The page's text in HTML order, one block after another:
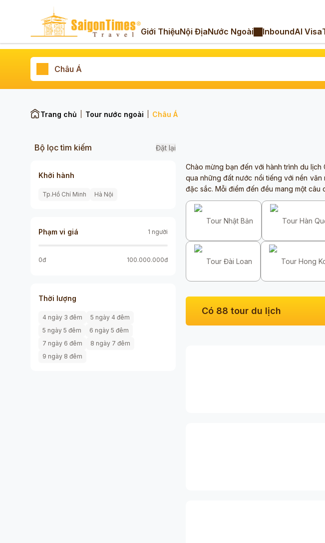
Giới ThiệuNội ĐịaNước Ngoài InboundAI Visa
Trang chủ Tour nước ngoài Châu Á
Bộ lọc tìm kiếm Đặt lại
Khởi hành
Tp.Hồ Chí Minh Hà Nội
Phạm vi giá 1 người
0đ 100.000.000đ
Thời lượng
4 ngày 3 đêm
5 ngày 4 đêm
5 ngày 5 đêm
6 ngày 5 đêm
7 ngày 6 đêm
8 ngày 7 đêm
9 ngày 8 đêm
Chào mừng bạn đến với hành trình du
qua những đất nước nổi tiếng với nền
đặc sắc. Mỗi điểm đến đều mang một
Tour Nhật Bản Tour Hàn
Tour Đài Loan Tour Hong
Có 88 tour du lịch